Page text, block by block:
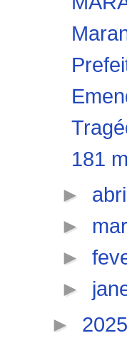
181
►
►
►
►
► 2025